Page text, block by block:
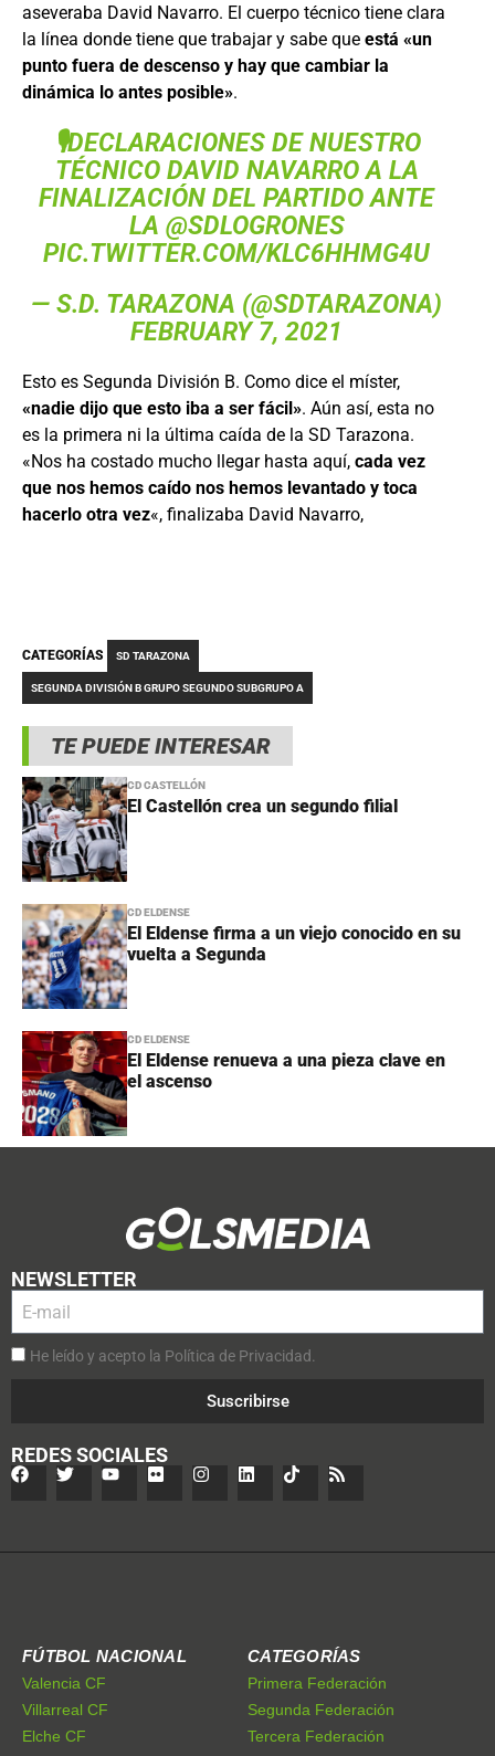
TE PUEDE INTERESAR
CD CASTELLÓN
El Castellón crea un segundo filial
CD ELDENSE
El Eldense firma a un viejo conocido en su
vuelta a Segunda
CD ELDENSE
El Eldense renueva a una pieza clave en
el ascenso
aseveraba David Navarro. El cuerpo técnico tiene clara
la línea donde tiene que trabajar y sabe que está «un
punto fuera de descenso y hay que cambiar la
dinámica lo antes posible».
🎙DECLARACIONES DE NUESTRO
TÉCNICO DAVID NAVARRO A LA
FINALIZACIÓN DEL PARTIDO ANTE
LA @SDLOGRONES
PIC.TWITTER.COM/KLC6HHMG4U
— S.D. TARAZONA (@SDTARAZONA)
FEBRUARY 7, 2021
Esto es Segunda División B. Como dice el míster,
«nadie dijo que esto iba a ser fácil». Aún así, esta no
es la primera ni la última caída de la SD Tarazona.
«Nos ha costado mucho llegar hasta aquí, cada vez
que nos hemos caído nos hemos levantado y toca
hacerlo otra vez«, finalizaba David Navarro,
CATEGORÍAS SD TARAZONA
SEGUNDA DIVISIÓN B GRUPO SEGUNDO SUBGRUPO A
NEWSLETTER
He leído y acepto la Política de Privacidad.
Suscribirse
REDES SOCIALES
FÚTBOL NACIONAL
Valencia CF
Villarreal CF
Elche CF
CATEGORÍAS
Primera Federación
Segunda Federación
Tercera Federación